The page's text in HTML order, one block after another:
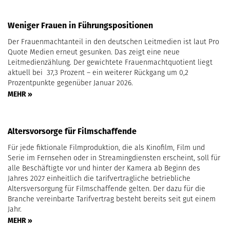
Weniger Frauen in Führungspositionen
Der Frauenmachtanteil in den deutschen Leitmedien ist laut Pro
Quote Medien erneut gesunken. Das zeigt eine neue
Leitmedienzählung. Der gewichtete Frauenmachtquotient liegt
aktuell bei 37,3 Prozent – ein weiterer Rückgang um 0,2
Prozentpunkte gegenüber Januar 2026.
MEHR »
Altersvorsorge für Filmschaffende
Für jede fiktionale Filmproduktion, die als Kinofilm, Film und
Serie im Fernsehen oder in Streamingdiensten erscheint, soll für
alle Beschäftigte vor und hinter der Kamera ab Beginn des
Jahres 2027 einheitlich die tarifvertragliche betriebliche
Altersversorgung für Filmschaffende gelten. Der dazu für die
Branche vereinbarte Tarifvertrag besteht bereits seit gut einem
Jahr.
MEHR »